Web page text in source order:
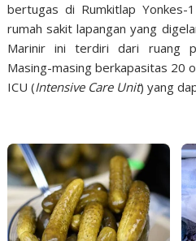
bertugas di Rumkitlap Yonkes-
rumah sakit lapangan yang
Marinir ini terdiri dari ruang
Masing-masing berkapasitas 20
ICU (Intensive Care Unit) yang